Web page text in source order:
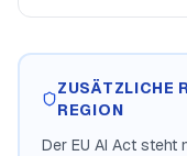
ZUSÄTZLICHE
REGION
Der EU AI Act steht